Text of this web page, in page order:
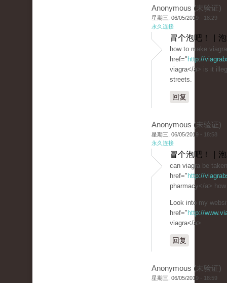
Anonymous (未验证)
星期三, 06/05/2019 - 18:29
永久连接
冒个泡吧！ |
how to make
href=" http://
viagra</a> is it
streets.
回复
Anonymous (未验证)
星期三, 06/05/2019 - 18:58
永久连接
冒个泡吧！ |
can viagra be
href=" http://
pharmacy</a>
Look into my
href=" http://
viagra</a>
回复
Anonymous (未验证)
星期三, 06/05/2019 - 18:59